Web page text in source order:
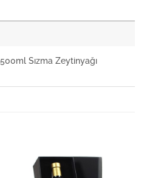
Sızma Zeytinyağı